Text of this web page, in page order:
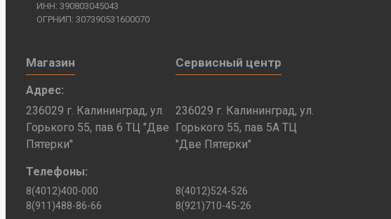
ИНН: 390803045043
ОГРНИП: 307390531600070
Магазин Сервисный центр
Адрес:
236029 г. Калининград, ул.
Горького 55, пав 6 ТЦ "Две
Пятерки"
236029 г. Калининград, ул.
Горького 55, пав 5А ТЦ
"Две Пятерки"
Телефоны:
8(4012)400-000
8(911)488-86-66
8(4012)524-526
8(921)710-45-26